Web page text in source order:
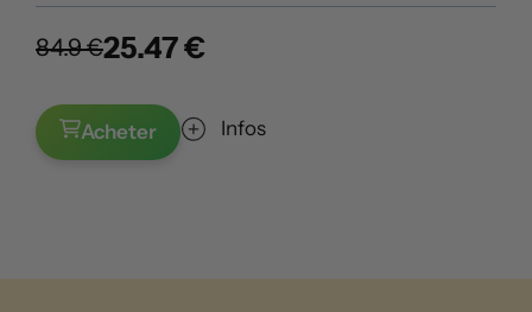
84.9 €25.47 €
Acheter Infos